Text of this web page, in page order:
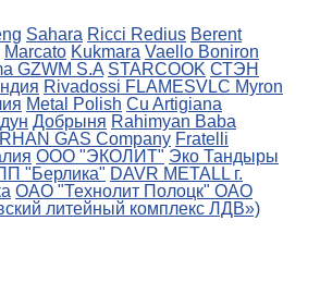
Sahara Ricci Redius Berent
Marcato Kukmara Vaello Boniron
GZWM S.A STARCOOK СТЭН
Rivadossi FLAMESVLC Myron
Metal Polish Cu Artigiana
Добрыня Rahimyan Baba
GAS Company Fratelli
ООО "ЭКОЛИТ" Эко Тандыры
"Берлика" DAVR METALL г.
ОАО "Технолит Полоцк" ОАО
литейный комплекс ЛДВ»)